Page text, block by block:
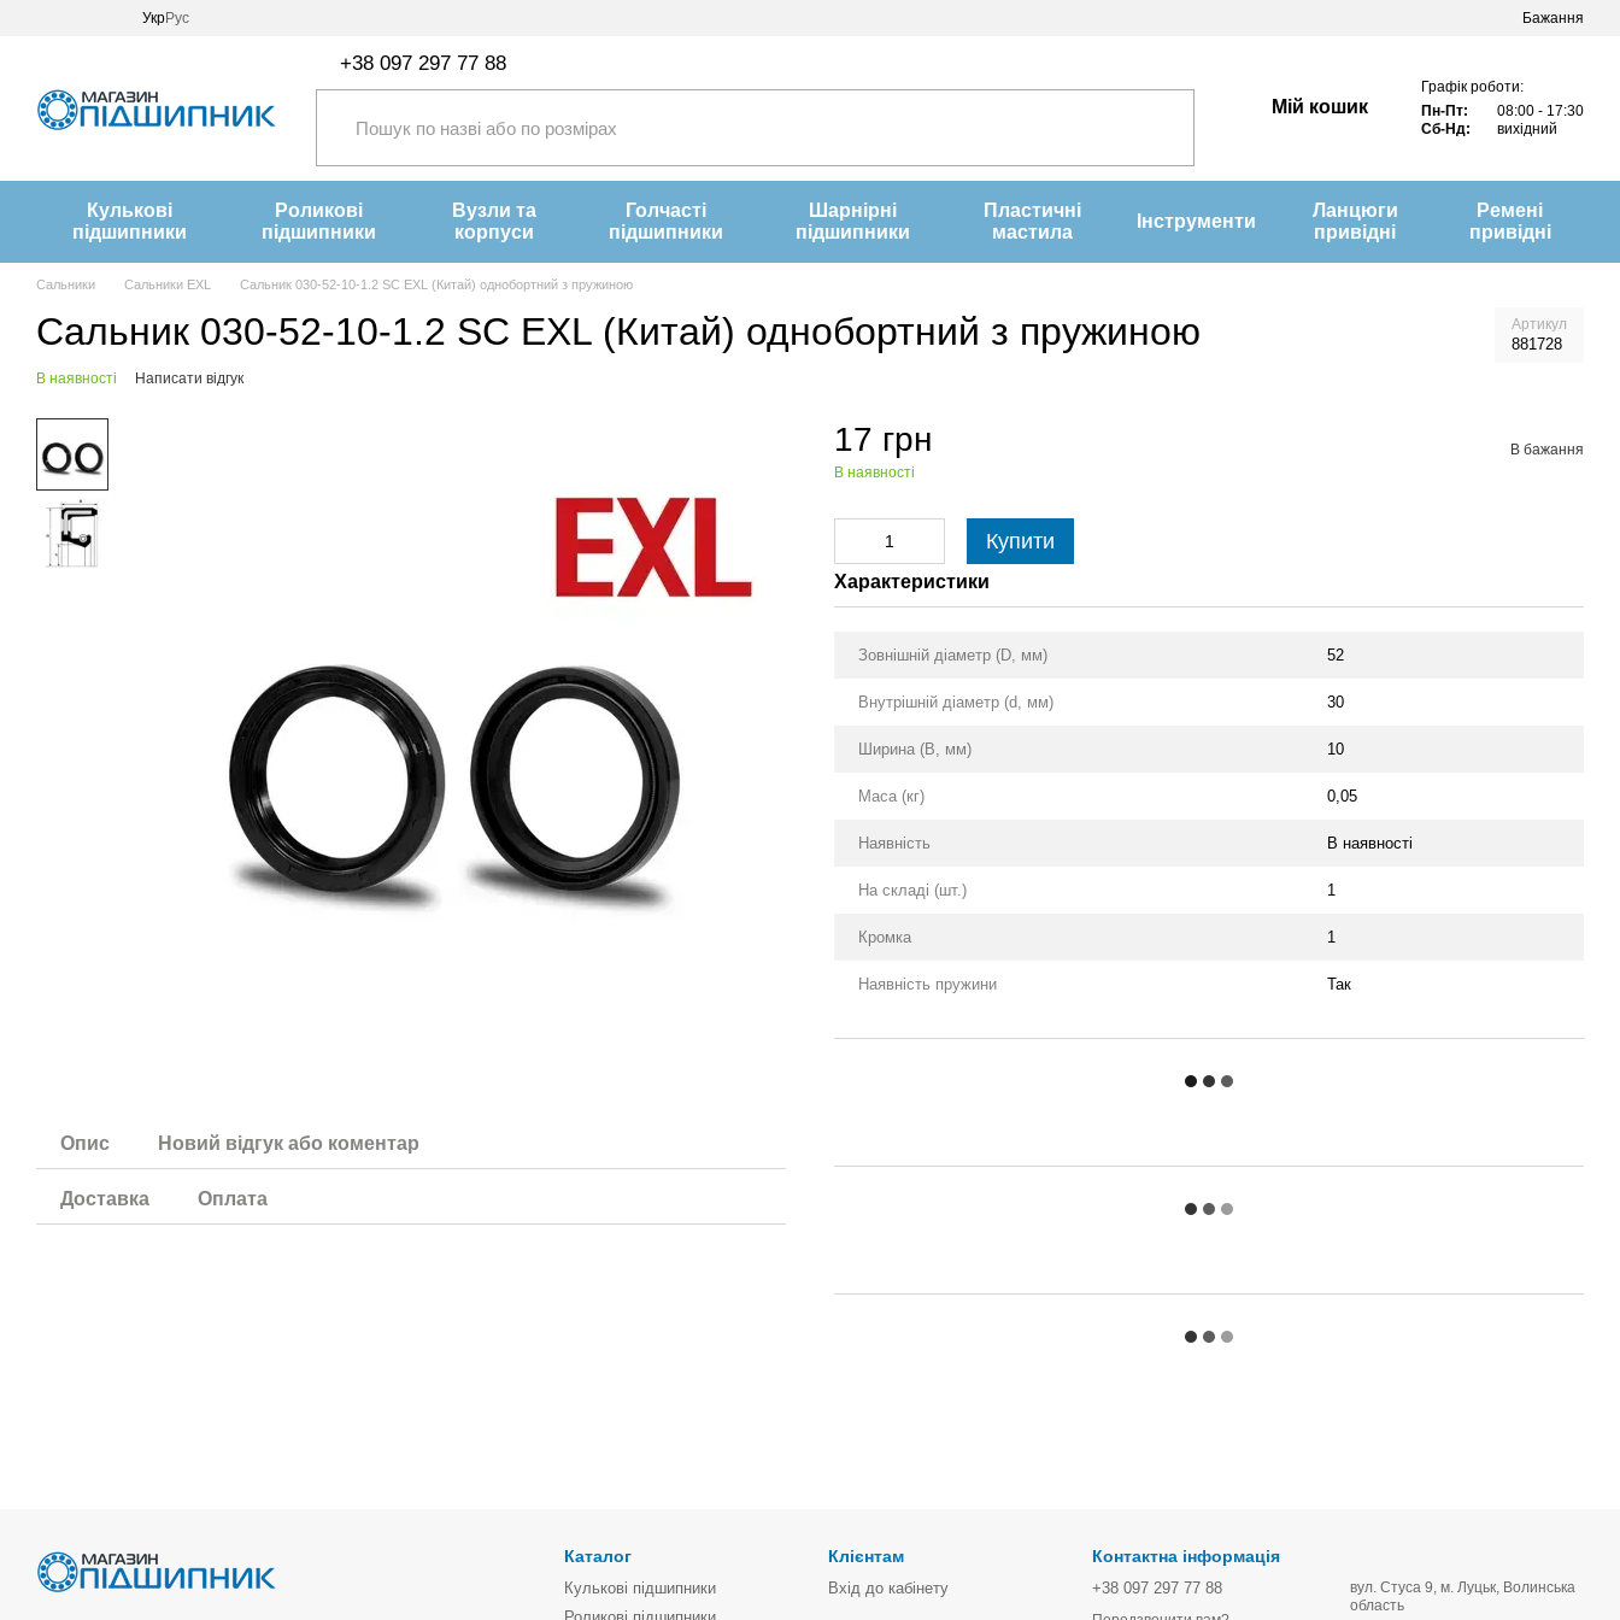
Перейти до основного контенту
УкрРус Бажання
+38 097 297 77 88
Мій кошик
Графік роботи:
Пн-Пт:
08:00 - 17:30
Сб-Нд:
вихідний
Кулькові
підшипники
Роликові
підшипники
Вузли та
корпуси
Голчасті
підшипники
Шарнірні
підшипники
Пластичні
мастила
Інструменти
Ланцюги
привідні
Ремені
привідні
Сальники Сальники EXL Сальник 030-52-10-1.2 SC EXL (Китай) однобортний з пружиною
Сальник 030-52-10-1.2 SC EXL (Китай) однобортний з пружиною Артикул
881728
В наявності Написати відгук
Опис Новий відгук або коментар
Доставка Оплата
17 грн
В наявності
В бажання
Купити
Характеристики
Зовнішній діаметр (D, мм) 52
Внутрішній діаметр (d, мм) 30
Ширина (B, мм) 10
Маса (кг) 0,05
Наявність В наявності
На складі (шт.) 1
Кромка 1
Наявність пружини Так
Каталог
Кулькові підшипники
Клієнтам
Вхід до кабінету
Контактна інформація
+38 097 297 77 88
вул. Стуса 9, м. Луцьк, Волинська
область